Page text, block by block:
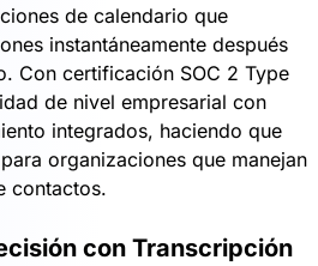
de calendario que
instantáneamente después
Con certificación SOC 2 Type
de nivel empresarial con
integrados, haciendo que
organizaciones que manejan
contactos.
con Transcripción